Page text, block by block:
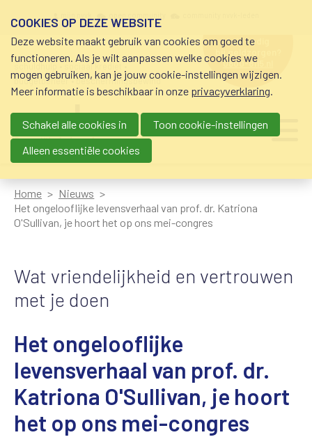
schuldhulp • sociaal krediet •
budgetbeheer • beschermingsbewind
hulp nodig
bij geldzorgen?
0800-8115.nl
Main navigation
Home
Nieuws
Het ongelooflijke levensverhaal van prof. dr. Katriona
O'Sullivan, je hoort het op ons mei-congres
Wat vriendelijkheid en vertrouwen
met je doen
Het ongelooflijke
levensverhaal van prof. dr.
Katriona O'Sullivan, je hoort
het op ons mei-congres
COOKIES OP DEZE WEBSITE
Deze website maakt gebruik van cookies om goed te
functioneren. Als je wilt aanpassen welke cookies we
mogen gebruiken, kan je jouw cookie-instellingen wijzigen.
Meer informatie is beschikbaar in onze privacyverklaring.
Schakel alle cookies in
Toon cookie-instellingen
Alleen essentiële cookies